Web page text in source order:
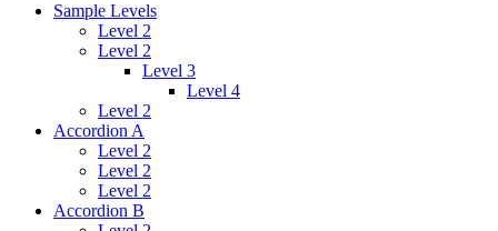
Sample Levels
Level 2
Level 2
Level 3
Level 4
Level 2
Accordion A
Level 2
Level 2
Level 2
Accordion B